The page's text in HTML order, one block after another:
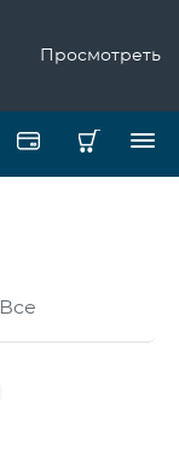
Просмотреть
Все